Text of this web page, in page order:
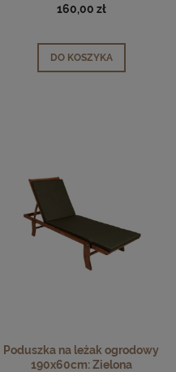
160,00 zł
DO KOSZYKA
Poduszka na leżak ogrodowy
190x60cm: Zielona